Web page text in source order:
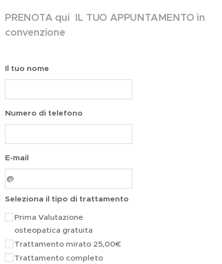
PRENOTA qui IL TUO APPUNTAMENTO in
convenzione
Il tuo nome
Numero di telefono
E-mail
Seleziona il tipo di trattamento
Prima Valutazione
osteopatica gratuita
Trattamento mirato 25,00€
Trattamento completo